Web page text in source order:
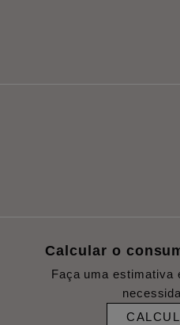
Calcular o
Faça uma estimativa